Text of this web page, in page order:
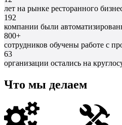
лет на рынке ресторанного
192
компании были
800+
сотрудников обучены работе с
63
организации остались на
Что мы делаем